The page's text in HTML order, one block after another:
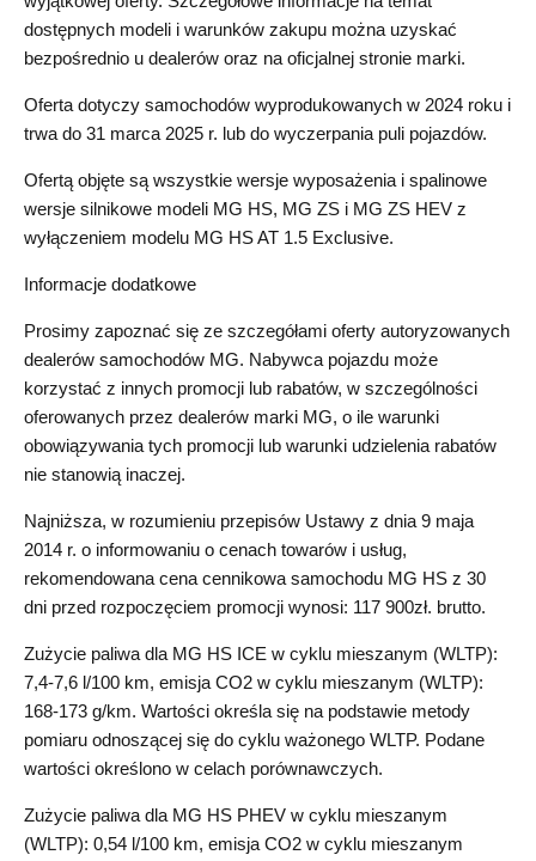
dostępnych modeli i warunków zakupu można uzyskać
bezpośrednio u dealerów oraz na oficjalnej stronie marki.
Oferta dotyczy samochodów wyprodukowanych w 2024 roku i
trwa do 31 marca 2025 r. lub do wyczerpania puli pojazdów.
Ofertą objęte są wszystkie wersje wyposażenia i spalinowe
wersje silnikowe modeli MG HS, MG ZS i MG ZS HEV z
wyłączeniem modelu MG HS AT 1.5 Exclusive.
Informacje dodatkowe
Prosimy zapoznać się ze szczegółami oferty autoryzowanych
dealerów samochodów MG. Nabywca pojazdu może
korzystać z innych promocji lub rabatów, w szczególności
oferowanych przez dealerów marki MG, o ile warunki
obowiązywania tych promocji lub warunki udzielenia rabatów
nie stanowią inaczej.
Najniższa, w rozumieniu przepisów Ustawy z dnia 9 maja
2014 r. o informowaniu o cenach towarów i usług,
rekomendowana cena cennikowa samochodu MG HS z 30
dni przed rozpoczęciem promocji wynosi: 117 900zł. brutto.
Zużycie paliwa dla MG HS ICE w cyklu mieszanym (WLTP):
7,4-7,6 l/100 km, emisja CO2 w cyklu mieszanym (WLTP):
168-173 g/km. Wartości określa się na podstawie metody
pomiaru odnoszącej się do cyklu ważonego WLTP. Podane
wartości określono w celach porównawczych.
Zużycie paliwa dla MG HS PHEV w cyklu mieszanym
(WLTP): 0,54 l/100 km, emisja CO2 w cyklu mieszanym